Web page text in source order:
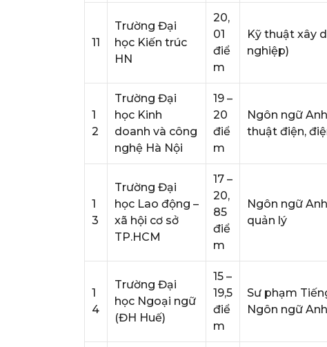
11
Trường Đại
học Kiến trúc
HN
20,
01
điể
m
Kỹ thuật xây
nghiệp)
1
2
Trường Đại
học Kinh
doanh và công
nghệ Hà Nội
19 –
20
điể
m
Ngôn ngữ
thuật điện,
1
3
Trường Đại
học Lao động –
xã hội cơ sở
TP.HCM
17 –
20,
85
điể
m
Ngôn ngữ
quản lý
1
4
Trường Đại
học Ngoại ngữ
(ĐH Huế)
15 –
19,5
điể
m
Sư phạm
Ngôn ngữ